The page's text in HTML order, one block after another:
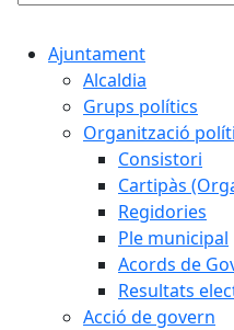
Cercar:
Ajuntament
Alcaldia
Grups polítics
Organització
Consistori
Cartipàs
Regidories
Ple municipal
Acords de
Resultats
Acció de govern